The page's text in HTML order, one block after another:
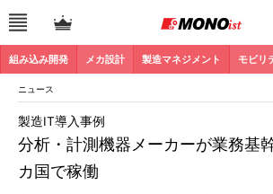
組み込み開発 メカ設計 製造マネジメント モビリ
ニュース
分析・計測機器メーカーが業務基
カ国で稼働
製造IT導入事例